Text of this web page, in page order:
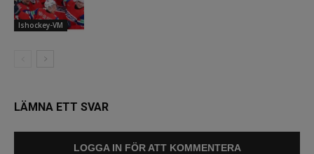
Ishockey-VM
LÄMNA ETT SVAR
LOGGA IN FÖR ATT KOMMENTERA